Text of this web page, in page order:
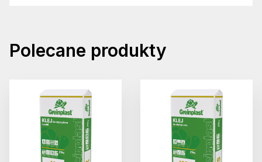
Polecane produkty